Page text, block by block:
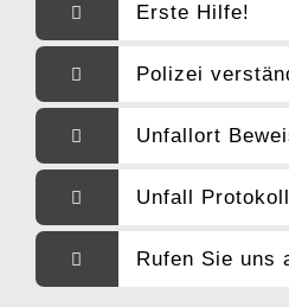
Erste Hilfe!
Polizei
Unfallort
Unfall
Rufen Sie uns